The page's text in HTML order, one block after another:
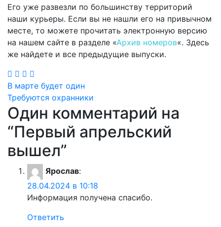
Его уже развезли по большинству территорий
наши курьеры. Если вы не нашли его на привычном
месте, то можете прочитать электронную версию
на нашем сайте в разделе «Архив номеров«. Здесь
же найдете и все предыдущие выпуски.
Навигация
по
записям
В марте будет один
Требуются охранники
Один комментарий на
“Первый апрельский
вышел”
Ярослав:
28.04.2024 в 10:18
Информация получена спасибо.
Ответить